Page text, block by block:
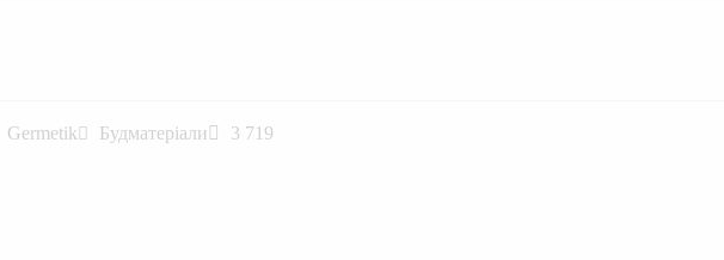
Germetik Будматеріали 3 719